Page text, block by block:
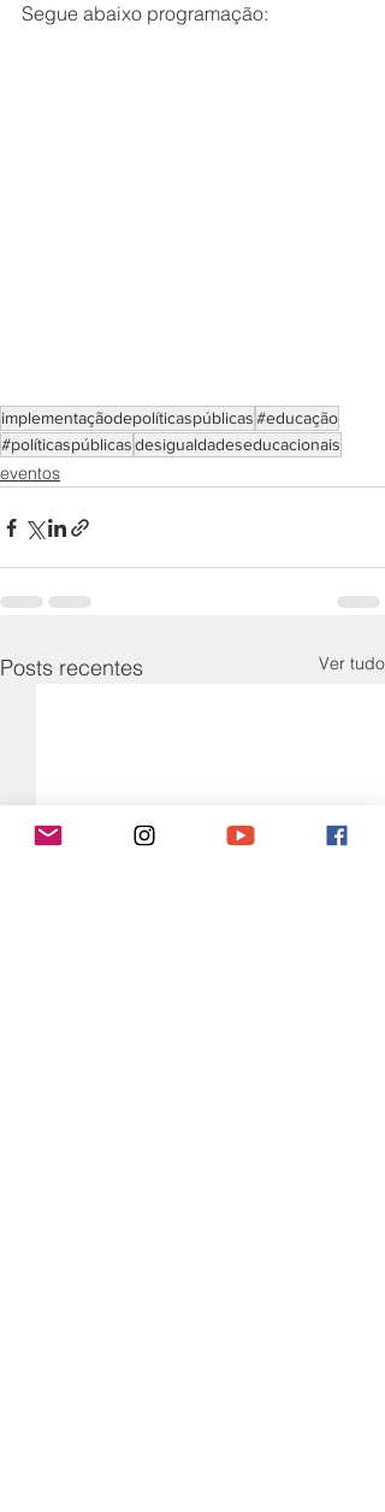
Segue abaixo programação:
implementaçãodepolíticaspúblicas#educação
#políticaspúblicasdesigualdadeseducacionais
eventos
Posts recentes Ver tudo